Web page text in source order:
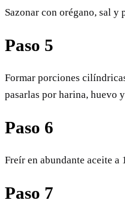
Sazonar con orégano, sal
Paso 5
Formar porciones
pasarlas por harina, huevo
Paso 6
Freír en abundante aceite a
Paso 7